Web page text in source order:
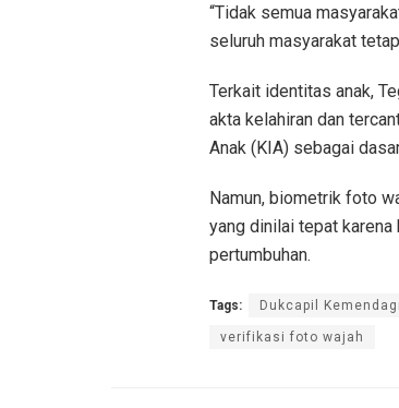
“Tidak semua
seluruh masyarakat
Terkait identitas anak,
akta kelahiran dan
Anak (KIA) sebagai
Namun, biometrik foto
yang dinilai tepat
pertumbuhan.
Tags: Dukcapil
verifikasi foto wajah